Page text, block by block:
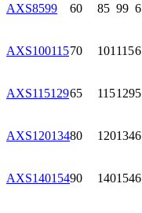
AXS8599 60 85 99 6
AXS10011570 101 1156
AXS11512965 1151295
AXS12013480 1201346
AXS14015490 1401546